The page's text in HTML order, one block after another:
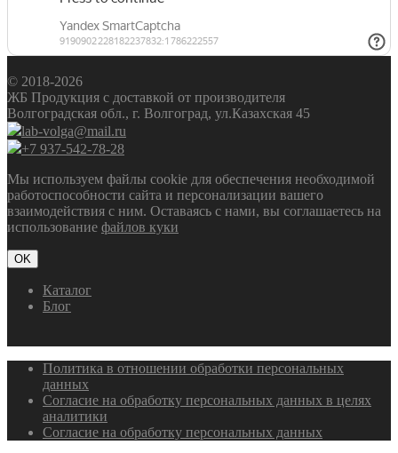
© 2018-2026
ЖБ Продукция с доставкой от производителя
Волгоградская обл., г. Волгоград, ул.Казахская 45
lab-volga@mail.ru
+7 937-542-78-28
Мы используем файлы cookie для обеспечения необходимой
работоспособности сайта и персонализации вашего
взаимодействия с ним. Оставаясь с нами, вы соглашаетесь на
использование файлов куки
OK
Каталог
Блог
Политика в отношении обработки персональных
данных
Согласие на обработку персональных данных в целях
аналитики
Согласие на обработку персональных данных